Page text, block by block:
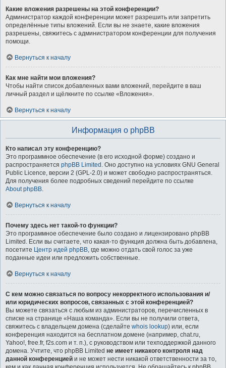
Какие вложения разрешены на этой конференции?
Администратор каждой конференции может разрешить или запретить
определённые типы вложений. Если вы не знаете, какие вложения
разрешены, свяжитесь с администратором конференции для получения
помощи.
Вернуться к началу
Как мне найти мои вложения?
Чтобы найти список добавленных вами вложений, перейдите в ваш
личный раздел и щёлкните по ссылке «Вложения».
Вернуться к началу
Информация о phpBB
Кто написал эту конференцию?
Это программное обеспечение (в его исходной форме) создано и
распространяется phpBB Limited . Оно доступно на условиях GNU General
Public Licence, версии 2 (GPL-2.0) и может свободно распространяться.
Для получения более подробных сведений перейдите по ссылке
About phpBB.
Вернуться к началу
Почему здесь нет такой-то функции?
Это программное обеспечение было создано и лицензировано phpBB
Limited. Если вы считаете, что какая-то функция должна быть добавлена,
посетите Центр идей phpBB, где можно отдать свой голос за уже
поданные идеи или предложить собственные.
Вернуться к началу
С кем можно связаться по вопросу некорректного использования и/
или юридических вопросов, связанных с этой конференцией?
Вы можете связаться с любым из администраторов, перечисленных в
списке на странице «Наша команда». Если вы не получили ответа,
свяжитесь с владельцем домена (сделайте whois lookup) или, если
конференция находится на бесплатном домене (например, chat.ru,
Yahoo!, free.fr, f2s.com и т. п.), с руководством или техподдержкой данного
домена. Учтите, что phpBB Limited не имеет никакого контроля над
данной конференцией и не может нести никакой ответственности за то,